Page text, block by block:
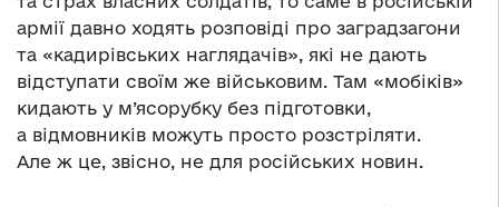
армії давно ходять розповіді про заградзагони
та «кадирівських наглядачів», які не дають
відступати своїм же військовим. Там «мобіків»
кидають у м’ясорубку без підготовки,
а відмовників можуть просто розстріляти.
Але ж це, звісно, не для російських новин.